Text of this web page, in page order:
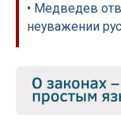
• Медведев
неуважении